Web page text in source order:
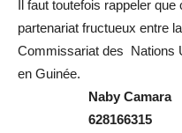
Il faut toutefois rappeler
partenariat fructueux entre
Commissariat des Nations
en Guinée.
Naby Camara
628166315